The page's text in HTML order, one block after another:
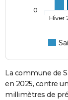
Hiver
0
La commune de
en 2025, contre
millimètres de